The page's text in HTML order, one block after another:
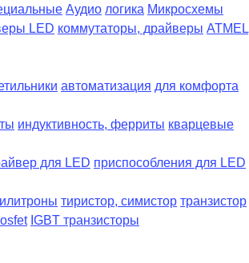
Аудио логика Микросхемы
LED коммутаторы, драйверы ATMEL
автоматизация для комфорта
индуктивность, ферриты кварцевые
для LED приспособления для LED
тиристор, симистор транзистор
IGBT транзисторы